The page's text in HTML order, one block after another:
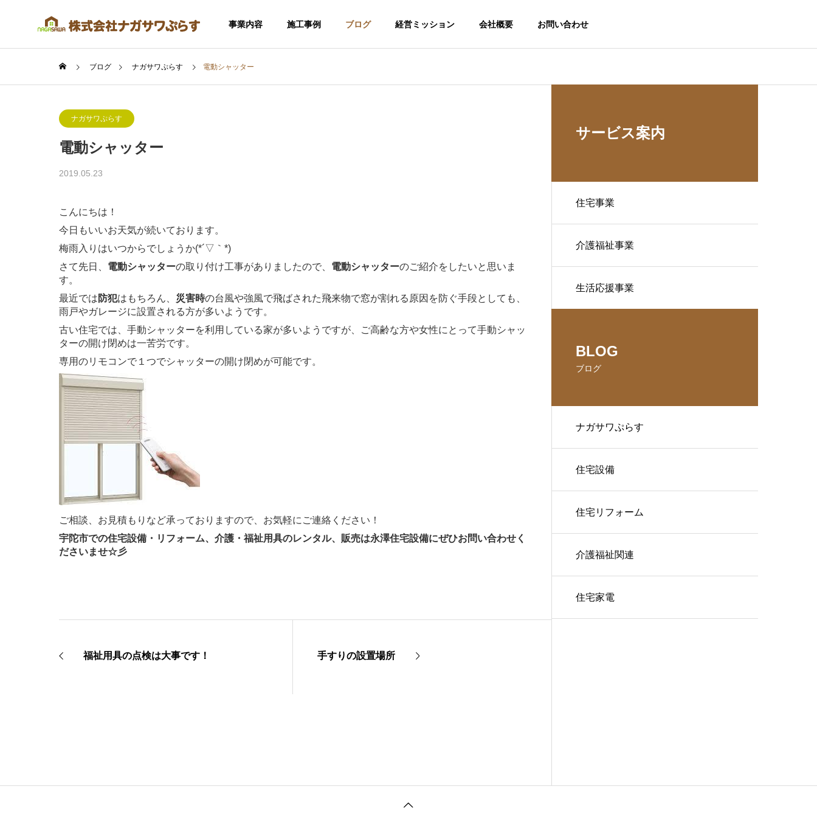
事業内容 施工事例 ブログ 経営ミッション 会社概要 お問い合わせ
事業内容
住宅事業 介護福祉事業
ブログ ナガサワぷらす 電動シャッター
ナガサワぷらす
電動シャッター
2019.05.23
こんにちは！
今日もいいお天気が続いております。
梅雨入りはいつからでしょうか(*´▽｀*)
さて先日、 電動シャッターの取り付け工事がありましたので、 電動シャッターのご紹介をしたいと思いま
す。
最近では 防犯はもちろん、 災害時の台風や強風で飛ばされた飛来物で窓が割れる原因を防ぐ手段としても、
雨戸やガレージに設置される方が多いようです。
古い住宅では、手動シャッターを利用している家が多いようですが、ご高齢な方や女性にとって手動シャッ
ターの開け閉めは一苦労です。
専用のリモコンで１つでシャッターの開け閉めが可能です。
ご相談、お見積もりなど承っておりますので、お気軽にご連絡ください！
宇陀市での住宅設備・リフォーム、介護・福祉用具のレンタル、販売は永澤住宅設備にぜひお問い合わせく
ださいませ☆彡
福祉用具の点検は大事です！ 手すりの設置場所
サービス案内
住宅事業
介護福祉事業
生活応援事業
BLOG
ブログ
ナガサワぷらす
住宅設備
住宅リフォーム
介護福祉関連
住宅家電